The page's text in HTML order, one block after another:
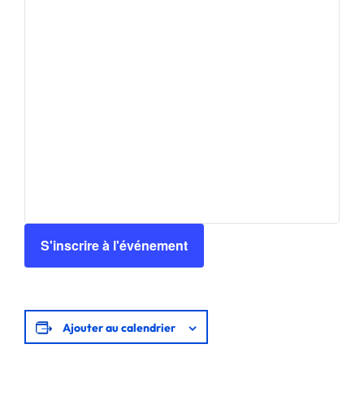
S'inscrire à l'événement
Ajouter au calendrier